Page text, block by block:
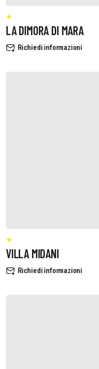
LA DIMORA DI MARA
Richiedi informazioni
VILLA MIDANI
Richiedi informazioni